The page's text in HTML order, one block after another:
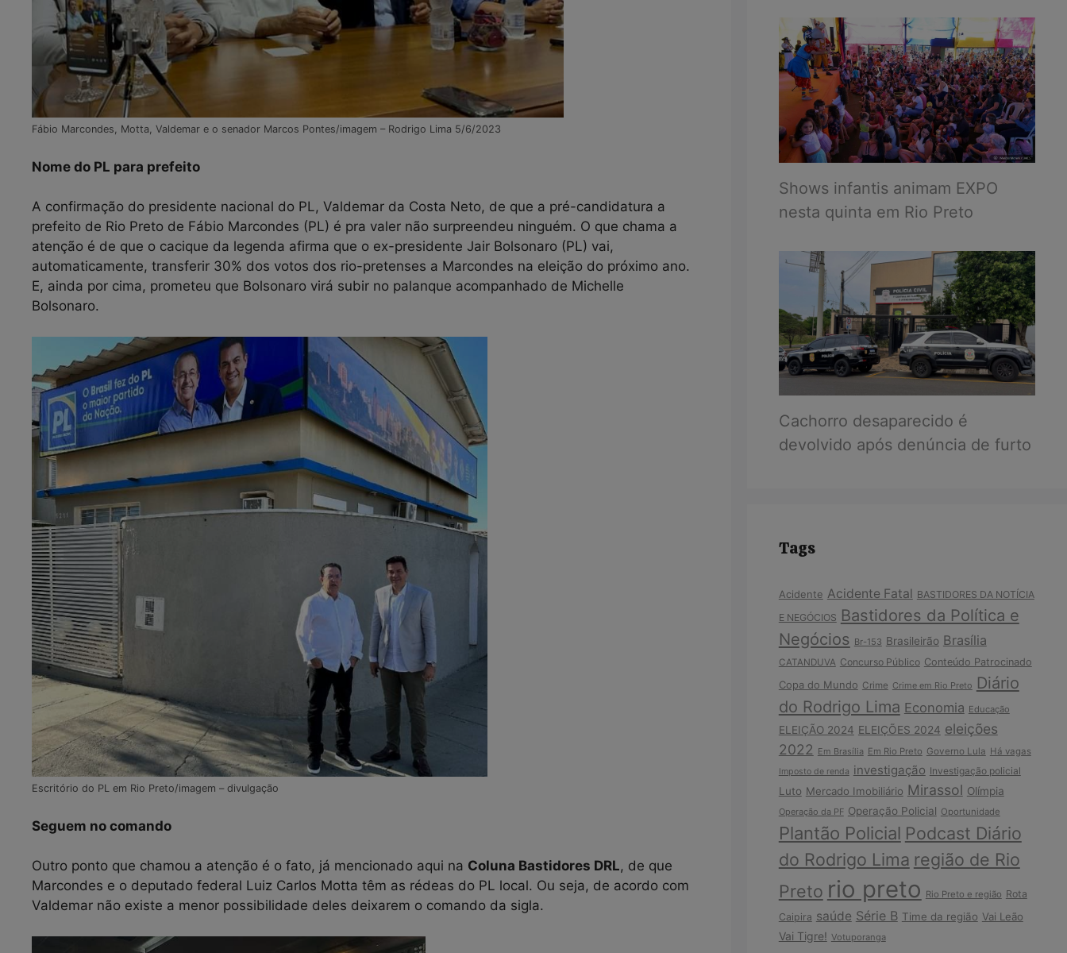
Fábio Marcondes, Motta, Valdemar e o senador Marcos Pontes/imagem – Rodrigo Lima 5/6/2023
Nome do PL para prefeito
A confirmação do presidente nacional do PL, Valdemar da Costa Neto, de que a pré-candidatura a
prefeito de Rio Preto de Fábio Marcondes (PL) é pra valer não surpreendeu ninguém. O que chama a
atenção é de que o cacique da legenda afirma que o ex-presidente Jair Bolsonaro (PL) vai,
automaticamente, transferir 30% dos votos dos rio-pretenses a Marcondes na eleição do próximo ano.
E, ainda por cima, prometeu que Bolsonaro virá subir no palanque acompanhado de Michelle
Bolsonaro.
Escritório do PL em Rio Preto/imagem – divulgação
Seguem no comando
Outro ponto que chamou a atenção é o fato, já mencionado aqui na Coluna Bastidores DRL, de que
Marcondes e o deputado federal Luiz Carlos Motta têm as rédeas do PL local. Ou seja, de acordo com
Valdemar não existe a menor possibilidade deles deixarem o comando da sigla.
Shows infantis animam EXPO
nesta quinta em Rio Preto
Cachorro desaparecido é
devolvido após denúncia de furto
Tags
Acidente Acidente Fatal BASTIDORES DA NOTÍCIA
E NEGÓCIOS Bastidores da Política e
Negócios Br-153 Brasileirão Brasília
CATANDUVA Concurso Público Conteúdo Patrocinado
Copa do Mundo Crime Crime em Rio Preto Diário
do Rodrigo Lima Economia Educação
ELEIÇÃO 2024 ELEIÇÕES 2024 eleições
2022 Em Brasília Em Rio Preto Governo Lula Há vagas
Imposto de renda investigação Investigação policial
Luto Mercado Imobiliário Mirassol Olímpia
Operação da PF Operação Policial Oportunidade
Plantão Policial Podcast Diário
do Rodrigo Lima região de Rio
Preto rio preto Rio Preto e região Rota
Caipira saúde Série B Time da região Vai Leão
Vai Tigre! Votuporanga